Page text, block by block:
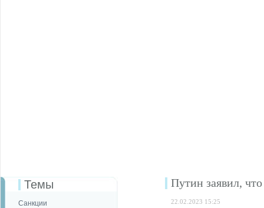
Темы
Санкции
Путин заявил,
22.02.2023 15:25